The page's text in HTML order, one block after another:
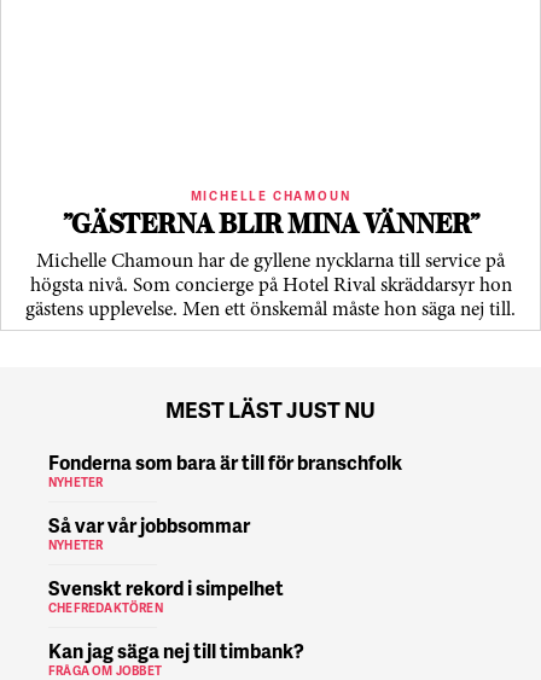
MICHELLE CHAMOUN
”GÄSTERNA BLIR MINA VÄNNER”
Michelle Chamoun har de gyllene nycklarna till service på
högsta nivå. Som concierge på Hotel Rival skräddarsyr hon
gästens upp­levelse. Men ett önskemål måste hon säga nej till.
MEST LÄST JUST NU
Fonderna som bara är till för branschfolk
NYHETER
Så var vår jobbsommar
NYHETER
Svenskt rekord i simpelhet
CHEFREDAKTÖREN
Kan jag säga nej till timbank?
FRÅGA OM JOBBET